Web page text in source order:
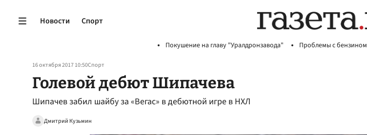
Новости Спорт
Покушение на главу "Уралдронзавода" Проблемы с
16 октября 2017 10:50Спорт
Голевой дебют Шипачева
Шипачев забил шайбу за «Вегас» в дебютной игре в НХЛ‍
Дмитрий Кузьмин